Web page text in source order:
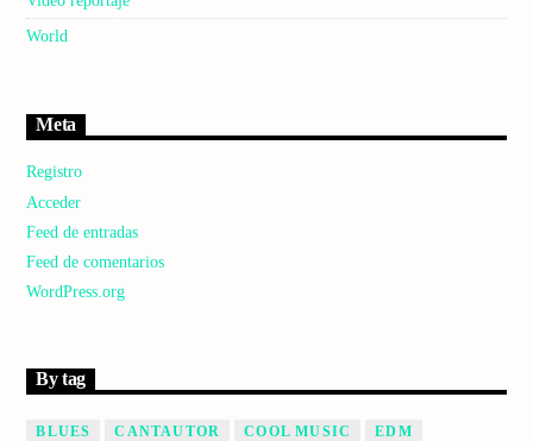
World
Meta
Registro
Acceder
Feed de entradas
Feed de comentarios
WordPress.org
By tag
BLUES CANTAUTOR COOL MUSIC EDM